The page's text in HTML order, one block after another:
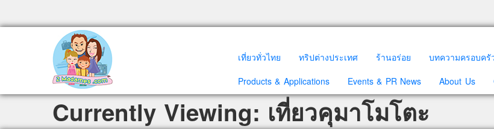
เที่ยวทั่วไทย ทริปต่างประเทศ ร้านอร่อย บทความครอบครั
Products & Applications
Events & PR News About Us
Currently Viewing: เที่ยวคุมาโมโตะ